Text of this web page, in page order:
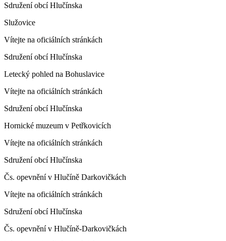
Sdružení obcí Hlučínska
Služovice
Vítejte na oficiálních stránkách
Sdružení obcí Hlučínska
Letecký pohled na Bohuslavice
Vítejte na oficiálních stránkách
Sdružení obcí Hlučínska
Hornické muzeum v Petřkovicích
Vítejte na oficiálních stránkách
Sdružení obcí Hlučínska
Čs. opevnění v Hlučíně Darkovičkách
Vítejte na oficiálních stránkách
Sdružení obcí Hlučínska
Čs. opevnění v Hlučíně-Darkovičkách